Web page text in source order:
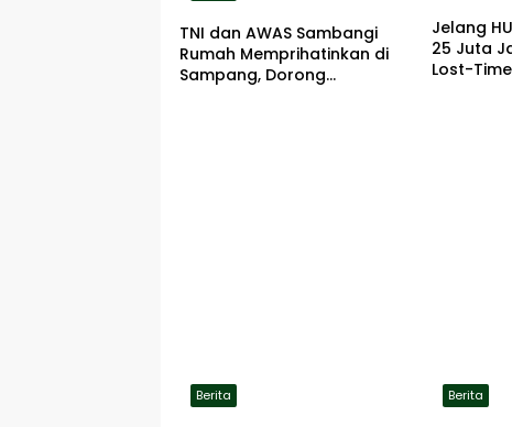
TNI dan AWAS Sambangi
Rumah Memprihatinkan di
Sampang, Dorong
Jelang
25 Juta
Lost-
Berita Berita